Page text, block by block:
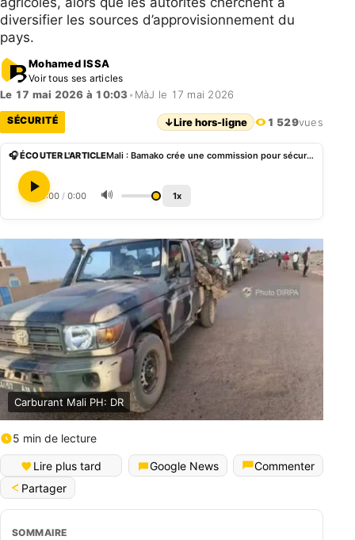
diversifier les sources d’approvisionnement du
pays.
Mohamed ISSA
Voir tous ses articles
Le 17 mai 2026 à 10:03• MàJ le 17 mai 2026
SÉCURITÉ ↓Lire hors-ligne 1 529vues
🎧 ÉCOUTER L'ARTICLE Mali : Bamako crée une commission pour sécuriser les corridors pétroliers
0:00 / 0:00 🔊 1x
Carburant Mali PH: DR
5 min de lecture
Lire plus tard Google News
Commenter
Partager
SOMMAIRE